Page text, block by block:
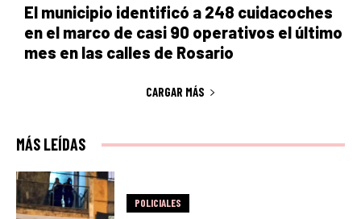
El municipio identificó a 248 cuidacoches
en el marco de casi 90 operativos el último
mes en las calles de Rosario
CARGAR MÁS
MÁS LEÍDAS
POLICIALES